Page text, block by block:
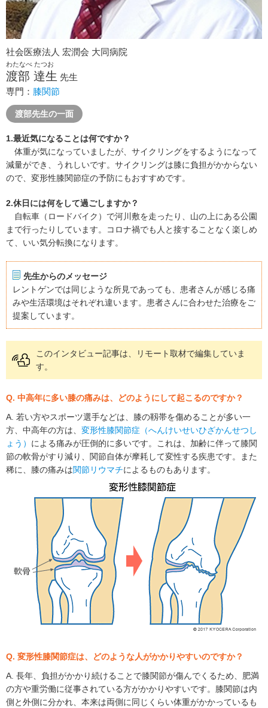
社会医療法人 宏潤会 大同病院
わたなべ たつお
渡部 達生 先生
専門： 膝関節
渡部先生の一面
1.最近気になることは何ですか？
体重が気になっていましたが、サイクリングをするようになって
減量ができ、うれしいです。サイクリングは膝に負担がかからない
ので、変形性膝関節症の予防にもおすすめです。
2.休日には何をして過ごしますか？
自転車（ロードバイク）で河川敷を走ったり、山の上にある公園
まで行ったりしています。コロナ禍でも人と接することなく楽しめ
て、いい気分転換になります。
先生からのメッセージ
レントゲンでは同じような所見であっても、患者さんが感じる痛
みや生活環境はそれぞれ違います。患者さんに合わせた治療をご
提案しています。
このインタビュー記事は、リモート取材で編集していま
す。
Q. 中高年に多い膝の痛みは、どのようにして起こるのですか？
A. 若い方やスポーツ選手などは、膝の靱帯を傷めることが多い一
方、中高年の方は、 変形性膝関節症（へんけいせいひざかんせつし
ょう） による痛みが圧倒的に多いです。これは、加齢に伴って膝関
節の軟骨がすり減り、関節自体が摩耗して変性する疾患です。また
稀に、膝の痛みは関節リウマチによるものもあります。
Q. 変形性膝関節症は、どのような人がかかりやすいのですか？
A. 長年、負担がかかり続けることで膝関節が傷んでくるため、肥満
の方や重労働に従事されている方がかかりやすいです。膝関節は内
側と外側に分かれ、本来は両側に同じくらい体重がかかっているも